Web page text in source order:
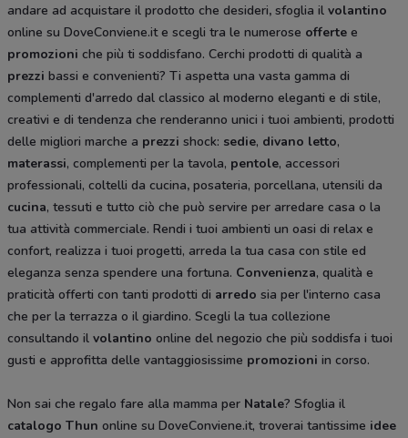
andare ad acquistare il prodotto che desideri, sfoglia il volantino
online su DoveConviene.it e scegli tra le numerose offerte e
promozioni che più ti soddisfano. Cerchi prodotti di qualità a
prezzi bassi e convenienti? Ti aspetta una vasta gamma di
complementi d'arredo dal classico al moderno eleganti e di stile,
creativi e di tendenza che renderanno unici i tuoi ambienti, prodotti
delle migliori marche a prezzi shock: sedie, divano letto,
materassi, complementi per la tavola, pentole, accessori
professionali, coltelli da cucina, posateria, porcellana, utensili da
cucina, tessuti e tutto ciò che può servire per arredare casa o la
tua attività commerciale. Rendi i tuoi ambienti un oasi di relax e
confort, realizza i tuoi progetti, arreda la tua casa con stile ed
eleganza senza spendere una fortuna. Convenienza, qualità e
praticità offerti con tanti prodotti di arredo sia per l'interno casa
che per la terrazza o il giardino. Scegli la tua collezione
consultando il volantino online del negozio che più soddisfa i tuoi
gusti e approfitta delle vantaggiosissime promozioni in corso.
Non sai che regalo fare alla mamma per Natale? Sfoglia il
catalogo Thun online su DoveConviene.it, troverai tantissime idee